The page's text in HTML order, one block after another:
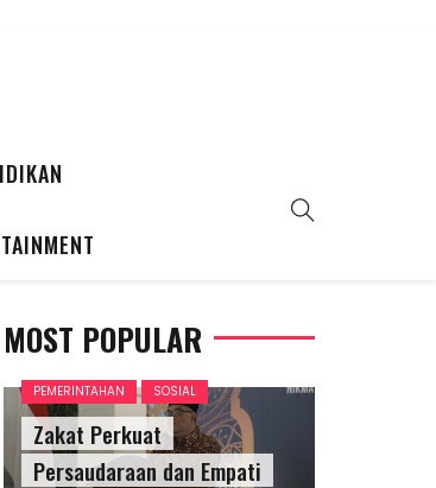
MOST POPULAR
PEMERINTAHAN SOSIAL
Zakat Perkuat
Persaudaraan dan Empati